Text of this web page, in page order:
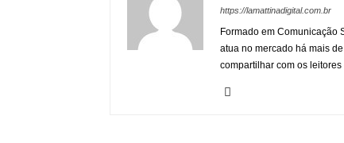
https://lamattinadigital.com.br
Formado em Comunicação
atua no mercado há mais
compartilhar com os